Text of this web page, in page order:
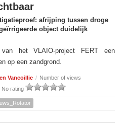
afrijping tussen droge
object duidelijk
het VLAIO-project FERT een
op een zandgrond.
Vancoillie / Number of views
No rating